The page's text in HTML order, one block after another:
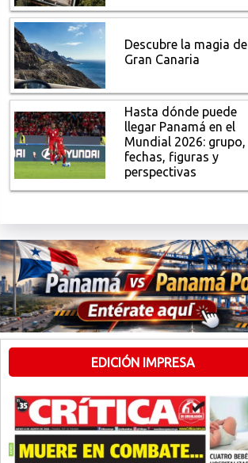
Descubre la magia de
Gran Canaria
Hasta dónde puede
llegar Panamá en el
Mundial 2026: grupo,
fechas, figuras y
perspectivas
EDICIÓN IMPRESA